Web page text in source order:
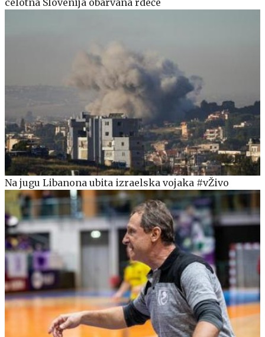
Na jugu Libanona ubita izraelska vojaka #vŽivo